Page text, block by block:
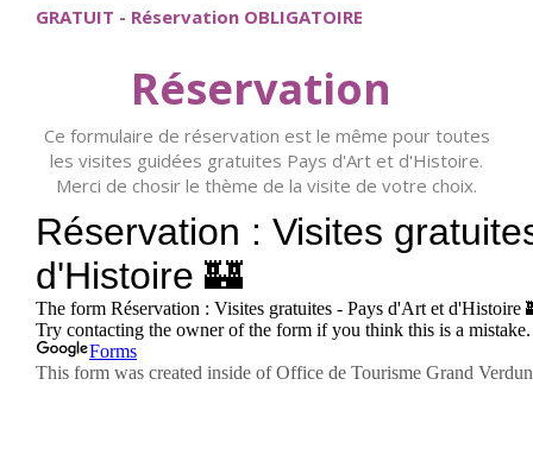
GRATUIT - Réservation OBLIGATOIRE
Réservation
Ce formulaire de réservation est le même pour toutes
les visites guidées gratuites Pays d'Art et d'Histoire.
Merci de chosir le thème de la visite de votre choix.